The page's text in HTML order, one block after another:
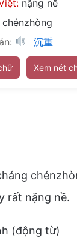
nặng nề
chénzhòng
沉重
Xem nét
rất nặng nề.
(động từ)